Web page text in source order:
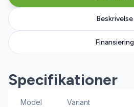
Beskrivelse
Finansiering
Specifikationer
Model Variant